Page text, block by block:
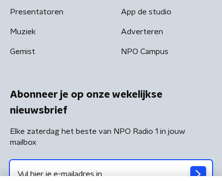
Presentatoren
Muziek
Gemist
App de studio
Adverteren
NPO Campus
Abonneer je op onze wekelijkse
nieuwsbrief
Elke zaterdag het beste van NPO Radio 1 in jouw
mailbox